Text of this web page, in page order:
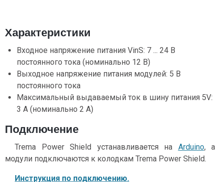
Характеристики
Входное напряжение питания VinS: 7 ... 24 В
постоянного тока (номинально 12 В)
Выходное напряжение питания модулей: 5 В
постоянного тока
Максимальный выдаваемый ток в шину питания 5V:
3 A (номинально 2 А)
Подключение
Trema Power Shield устанавливается на Arduino, а
модули подключаются к колодкам Trema Power Shield.
Инструкция по подключению.